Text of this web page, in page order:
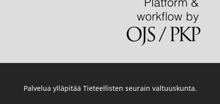
Palvelua ylläpitää Tieteellisten seurain valtuuskunta.